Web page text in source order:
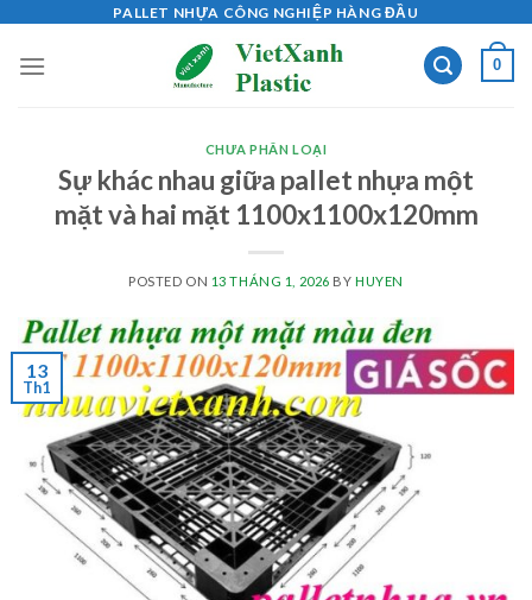
content
PALLET NHỰA CÔNG NGHIỆP HÀNG ĐẦU
0
CHƯA PHÂN LOẠI
Sự khác nhau giữa pallet nhựa một
mặt và hai mặt 1100x1100x120mm
POSTED ON 13 THÁNG 1, 2026 BY HUYEN
13
Th1